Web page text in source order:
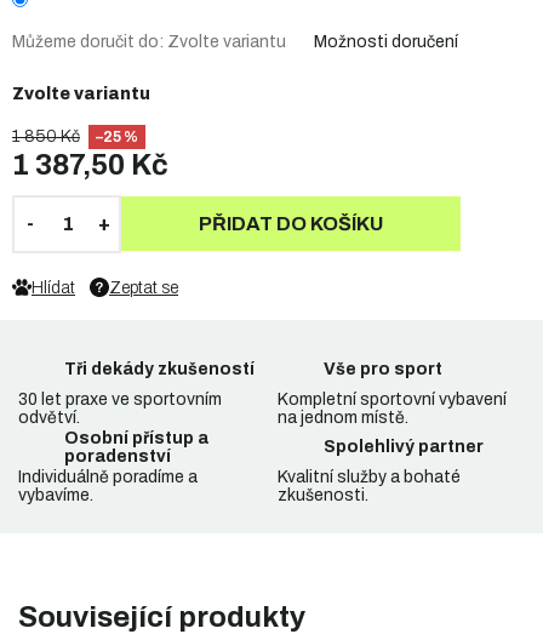
1 850 Kč –25 %
1 387,50 Kč
Zvolte variantu
Můžeme doručit do: Zvolte variantu Možnosti doručení
PŘIDAT DO KOŠÍKU
Zeptat se
Hlídat
Tři dekády zkušeností
30 let praxe ve sportovním
odvětví.
Vše pro sport
Kompletní sportovní vybavení
na jednom místě.
Osobní přístup a
poradenství
Individuálně poradíme a
vybavíme.
Spolehlivý partner
Kvalitní služby a bohaté
zkušenosti.
Související produkty